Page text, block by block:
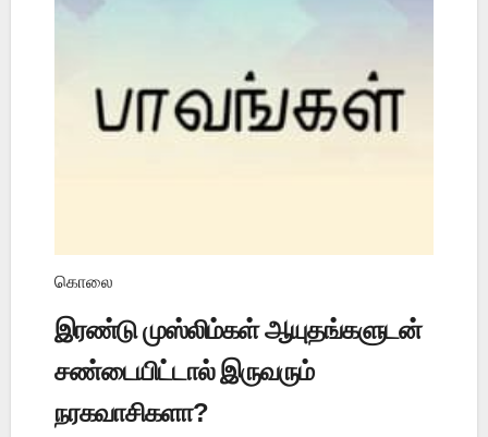
கொலை
இரண்டு முஸ்லிம்கள் ஆயுதங்களுடன்
சண்டையிட்டால் இருவரும்
நரகவாசிகளா?